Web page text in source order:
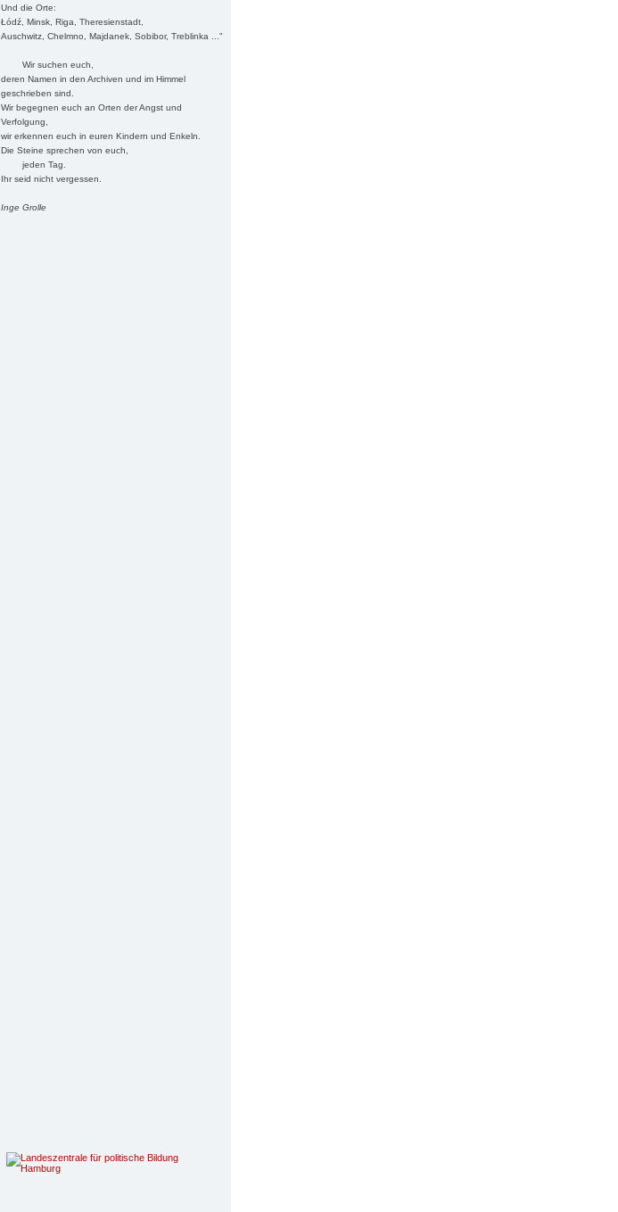
Und die Orte:
Łódź, Minsk, Riga, Theresienstadt,
Auschwitz, Chelmno, Majdanek, Sobibor, Treblinka ..."
Wir suchen euch,
deren Namen in den Archiven und im Himmel
geschrieben sind.
Wir begegnen euch an Orten der Angst und
Verfolgung,
wir erkennen euch in euren Kindern und Enkeln.
Die Steine sprechen von euch,
jeden Tag.
Ihr seid nicht vergessen.
Inge Grolle